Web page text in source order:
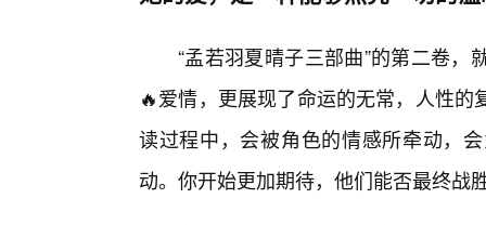
“孟若羽夏晴子三部曲”的第二卷
🔥爱情，更展现了命运的无常，人性
读过程中，会被角色的情感所牵动，
动。你开始更加期待，他们能否最终战